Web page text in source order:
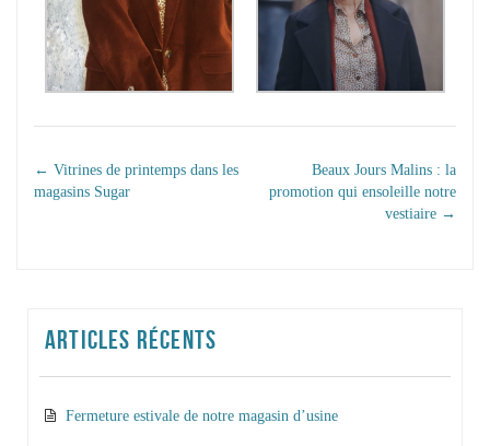
NAVIGATION DANS
← Vitrines de printemps dans les
magasins Sugar
Beaux Jours Malins : la
promotion qui ensoleille notre
vestiaire →
ARTICLES RÉCENTS
Fermeture estivale de notre magasin d’usine